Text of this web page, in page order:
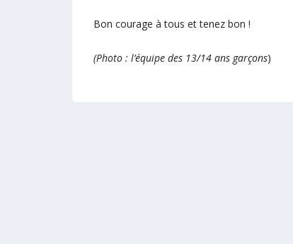
Bon courage à tous et tenez bon !
(Photo : l’équipe des 13/14 ans garçons)